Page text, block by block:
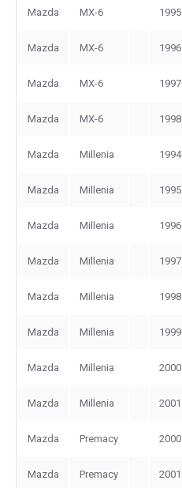
Mazda MX-6 1995
Mazda MX-6 1996
Mazda MX-6 1997
Mazda MX-6 1998
Mazda Millenia 1994
Mazda Millenia 1995
Mazda Millenia 1996
Mazda Millenia 1997
Mazda Millenia 1998
Mazda Millenia 1999
Mazda Millenia 2000
Mazda Millenia 2001
Mazda Premacy 2000
Mazda Premacy 2001